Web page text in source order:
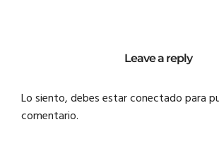
Leave a reply
Lo siento, debes estarconectadopara
comentario.